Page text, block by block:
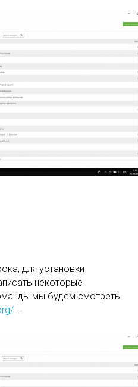
для установки
некоторые
мы будем смотреть